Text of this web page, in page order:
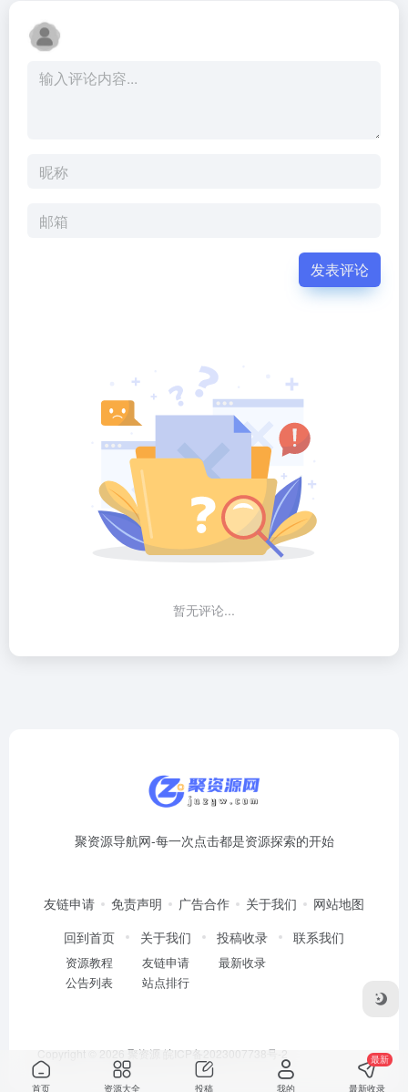
发表评论
暂无评论...
聚资源导航网-每一次点击都是资源探索的开始
友链申请 免责声明 广告合作 关于我们
网站地图
回到首页
资源教程
公告列表
关于我们
友链申请
站点排行
投稿收录
最新收录
联系我们
Copyright © 2026 聚资源 皖ICP备2023007738号-2
首页 资源大全 投稿 我的 最新收录
最新